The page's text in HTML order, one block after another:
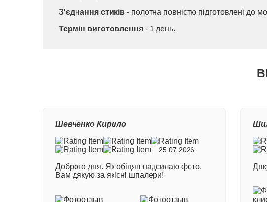
З'єднання стиків - полотна повністю підготовлені до
Термін виготовлення - 1 день.
Ваша оцінка
Номер
Шевченко Кирило
25.07.2026
Доброго дня. Як обіцяв надсилаю фото.
Вам дякую за якісні шпалери!